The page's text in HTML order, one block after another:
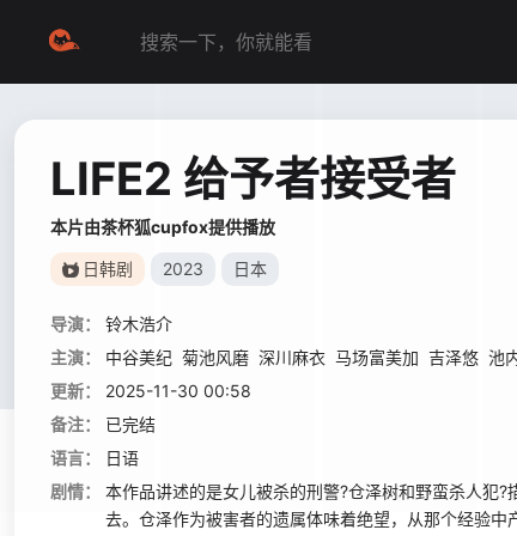
LIFE2 给予者接受者
本片由茶杯狐cupfox提供播放
日韩剧 2023 日本
导演：
铃木浩介
主演：
中谷美纪 菊池风磨 深川麻衣 马场富美加 吉泽悠 池
更新：
2025-11-30 00:58
备注：
已完结
语言：
日语
剧情：
本作品讲述的是女儿被杀的刑警?仓泽树和野蛮杀人犯
去。仓泽作为被害者的遗属体味着绝望，从那个经验中